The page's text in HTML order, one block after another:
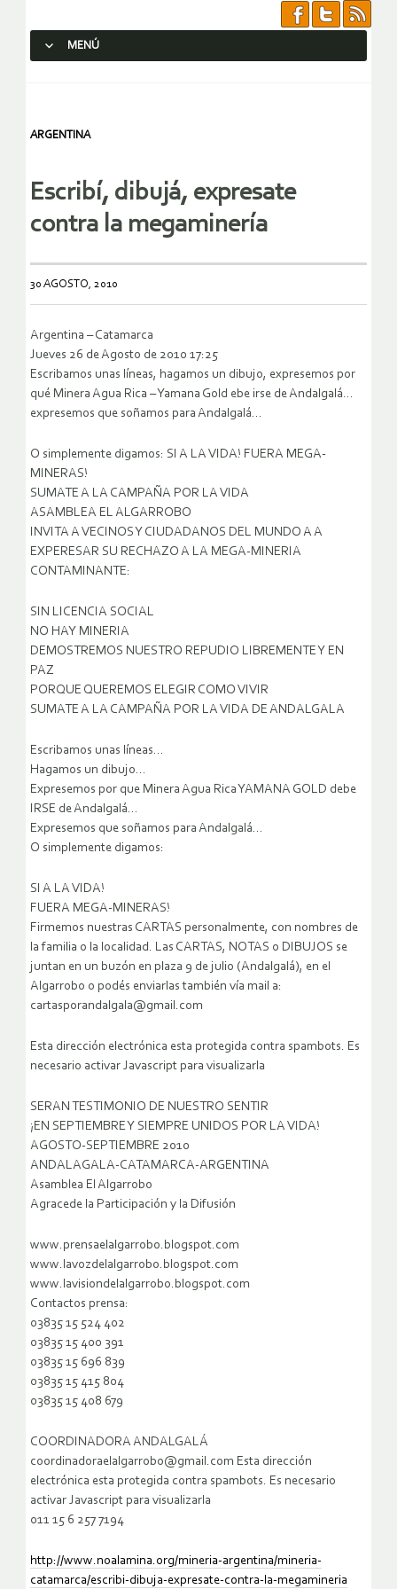
MENÚ
ARGENTINA
Escribí, dibujá, expresate
contra la megaminería
30 AGOSTO, 2010
Argentina – Catamarca
Jueves 26 de Agosto de 2010 17:25
Escribamos unas líneas, hagamos un dibujo, expresemos por
qué Minera Agua Rica – Yamana Gold ebe irse de Andalgalá…
expresemos que soñamos para Andalgalá…
O simplemente digamos: SI A LA VIDA! FUERA MEGA-
MINERAS!
SUMATE A LA CAMPAÑA POR LA VIDA
ASAMBLEA EL ALGARROBO
INVITA A VECINOS Y CIUDADANOS DEL MUNDO A A
EXPERESAR SU RECHAZO A LA MEGA-MINERIA
CONTAMINANTE:
SIN LICENCIA SOCIAL
NO HAY MINERIA
DEMOSTREMOS NUESTRO REPUDIO LIBREMENTE Y EN
PAZ
PORQUE QUEREMOS ELEGIR COMO VIVIR
SUMATE A LA CAMPAÑA POR LA VIDA DE ANDALGALA
Escribamos unas líneas…
Hagamos un dibujo…
Expresemos por que Minera Agua Rica YAMANA GOLD debe
IRSE de Andalgalá…
Expresemos que soñamos para Andalgalá…
O simplemente digamos:
SI A LA VIDA!
FUERA MEGA-MINERAS!
Firmemos nuestras CARTAS personalmente, con nombres de
la familia o la localidad. Las CARTAS, NOTAS o DIBUJOS se
juntan en un buzón en plaza 9 de julio (Andalgalá), en el
Algarrobo o podés enviarlas también vía mail a:
cartasporandalgala@gmail.com
Esta dirección electrónica esta protegida contra spambots. Es
necesario activar Javascript para visualizarla
SERAN TESTIMONIO DE NUESTRO SENTIR
¡EN SEPTIEMBRE Y SIEMPRE UNIDOS POR LA VIDA!
AGOSTO-SEPTIEMBRE 2010
ANDALAGALA-CATAMARCA-ARGENTINA
Asamblea El Algarrobo
Agracede la Participación y la Difusión
www.prensaelalgarrobo.blogspot.com
www.lavozdelalgarrobo.blogspot.com
www.lavisiondelalgarrobo.blogspot.com
Contactos prensa:
03835 15 524 402
03835 15 400 391
03835 15 696 839
03835 15 415 804
03835 15 408 679
COORDINADORA ANDALGALÁ
coordinadoraelalgarrobo@gmail.com Esta dirección
electrónica esta protegida contra spambots. Es necesario
activar Javascript para visualizarla
011 15 6 257 7194
http://www.noalamina.org/mineria-argentina/mineria-
catamarca/escribi-dibuja-expresate-contra-la-megamineria